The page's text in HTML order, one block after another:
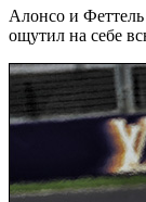
Алонсо и
ощутил на себе